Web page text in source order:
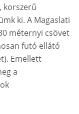
korszerű
ki. A Magaslati
méternyi csövet
futó ellátó
Emellett
a